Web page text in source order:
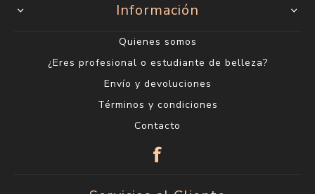
Información
Quienes somos
¿Eres profesional o estudiante de belleza?
Envío y devoluciones
Términos y condiciones
Contacto